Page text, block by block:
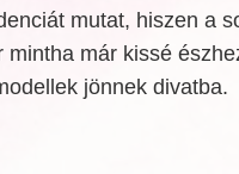
mutat, hiszen a
már kissé
jönnek divatba.